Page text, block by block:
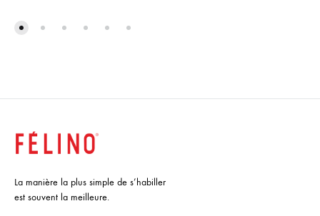
La manière la plus simple de s’habiller
est souvent la meilleure.